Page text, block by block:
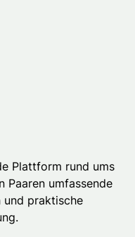
Plattform rund ums
Paaren umfassende
und praktische